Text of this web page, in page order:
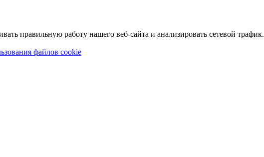
правильную работу нашего веб-сайта и анализировать сетевой трафик.
файлов cookie